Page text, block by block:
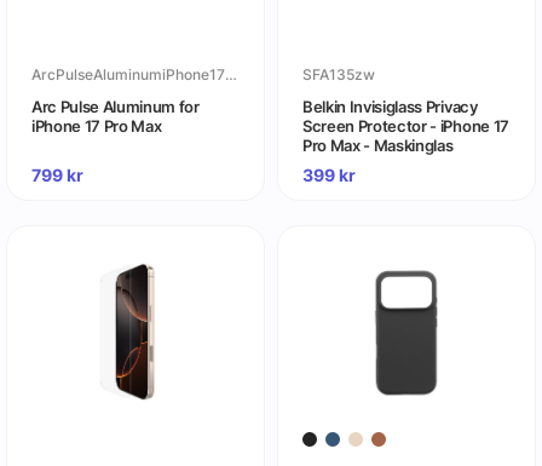
ArcPulseAluminumiPhone17ProMax
Arc Pulse Aluminum for
iPhone 17 Pro Max
799kr
SFA135zw
Belkin Invisiglass Privacy
Screen Protector - iPhone 17
Pro Max - Maskinglas
399kr